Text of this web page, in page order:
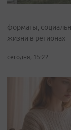
форматы,
жизни в регионах
сегодня, 15:22